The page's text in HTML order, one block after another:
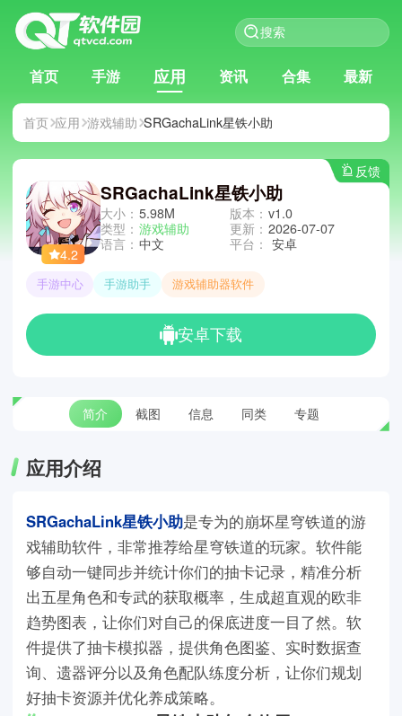
首页 手游 应用 资讯 合集 最新
首页 应用 游戏辅助 SRGachaLink星铁小助
反馈
4.2
SRGachaLink星铁小助
大小： 5.98M
类型： 游戏辅助
语言： 中文
版本： v1.0
更新： 2026-07-07
平台： 安卓
手游中心 手游助手 游戏辅助器软件
安卓下载
简介 截图 信息 同类 专题
应用介绍
SRGachaLink星铁小助是专为的崩坏星穹铁道的游
戏辅助软件，非常推荐给星穹铁道的玩家。软件能
够自动一键同步并统计你们的抽卡记录，精准分析
出五星角色和专武的获取概率，生成超直观的欧非
趋势图表，让你们对自己的保底进度一目了然。软
件提供了抽卡模拟器，提供角色图鉴、实时数据查
询、遗器评分以及角色配队练度分析，让你们规划
好抽卡资源并优化养成策略。